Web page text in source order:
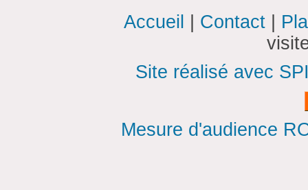
Accueil Contact
Site réalisé avec
Mesure d'audience